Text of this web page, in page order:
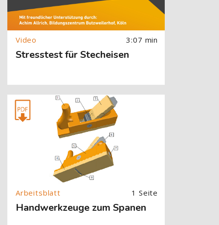
3:07 min
Stresstest für Stecheisen
[Cocoon] About (Text with Image) überspringen
1 Seite
Handwerkzeuge zum Spanen